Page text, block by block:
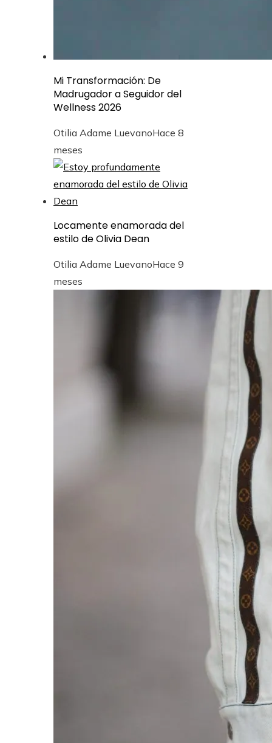
Mi Transformación: De
Madrugador a Seguidor del
Wellness 2026
Otilia Adame LuevanoHace 8
meses
Locamente enamorada del
estilo de Olivia Dean
Otilia Adame LuevanoHace 9
meses